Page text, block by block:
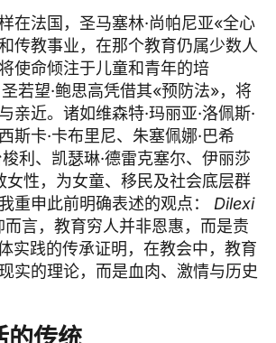
在法国，圣马塞林·尚帕尼亚«全心
传教事业，在那个教育仍属少数人
使命倾注于儿童和青年的培
若望·鲍思高凭借其«预防法»，将
亲近。诸如维森特·玛丽亚·洛佩斯·
斯卡·卡布里尼、朱塞佩娜·巴希
利、凯瑟琳·德雷克塞尔、伊丽莎
女性，为女童、移民及社会底层群
重申此前明确表述的观点： Dilexi
而言，教育穷人并非恩惠，而是责
实践的传承证明，在教会中，教育
实的理论，而是血肉、激情与历史